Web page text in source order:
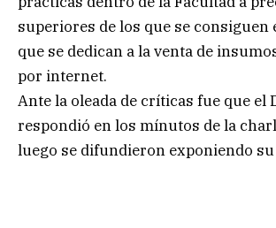
superiores de los que se consiguen
que se dedican a la venta de
por internet.
Ante la oleada de críticas fue que el
respondió en los mínutos de la
luego se difundieron exponiendo